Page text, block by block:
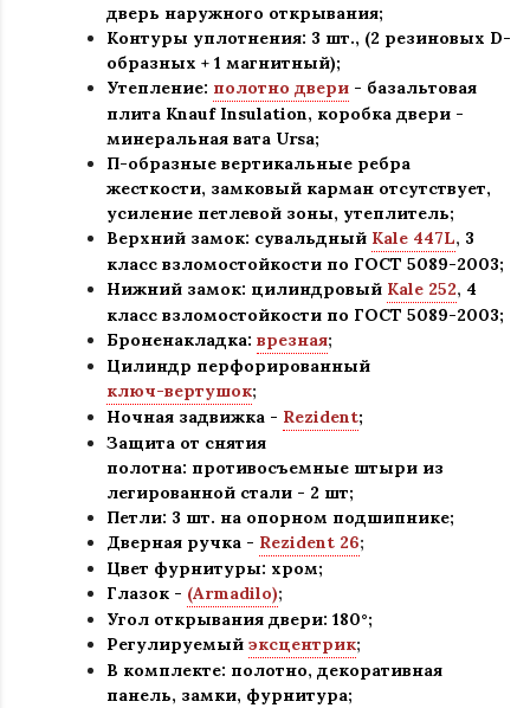
дверь наружного открывания;
Контуры уплотнения: 3 шт., (2 резиновых D-
образных + 1 магнитный);
Утепление: полотно двери - базальтовая
плита Knauf Insulation, коробка двери -
минеральная вата Ursa;
П-образные вертикальные ребра
жесткости, замковый карман отсутствует,
усиление петлевой зоны, утеплитель;
Верхний замок: сувальдный Kale 447L, 3
класс взломостойкости по ГОСТ 5089-2003;
Нижний замок: цилиндровый Kale 252, 4
класс взломостойкости по ГОСТ 5089-2003;
Броненакладка: врезная;
Цилиндр перфорированный
ключ-вертушок;
Ночная задвижка - Rezident;
Защита от снятия
полотна: противосъемные штыри из
легированной стали - 2 шт;
Петли: 3 шт. на опорном подшипнике;
Дверная ручка - Rezident 26;
Цвет фурнитуры: хром;
Глазок - (Armadilo);
Угол открывания двери: 180°;
Регулируемый эксцентрик;
В комплекте: полотно, декоративная
панель, замки, фурнитура;